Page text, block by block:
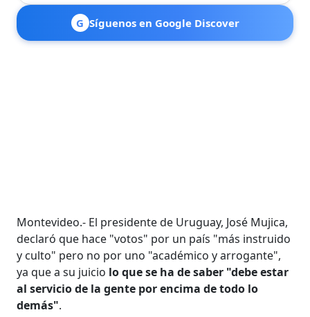
G Síguenos en Google Discover
Montevideo.- El presidente de Uruguay, José Mujica,
declaró que hace "votos" por un país "más instruido
y culto" pero no por uno "académico y arrogante",
ya que a su juicio lo que se ha de saber "debe estar
al servicio de la gente por encima de todo lo
demás".